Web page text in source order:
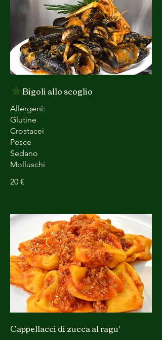
Bigoli allo scoglio
Allergeni:
Glutine
Crostacei
Pesce
Sedano
Molluschi
20 €
Cappellacci di zucca al ragu'